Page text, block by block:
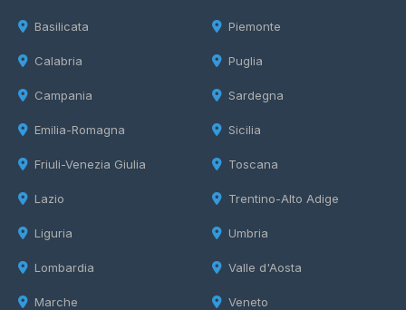
Basilicata
Calabria
Campania
Emilia-Romagna
Friuli-Venezia Giulia
Lazio
Liguria
Lombardia
Marche
Piemonte
Puglia
Sardegna
Sicilia
Toscana
Trentino-Alto Adige
Umbria
Valle d'Aosta
Veneto